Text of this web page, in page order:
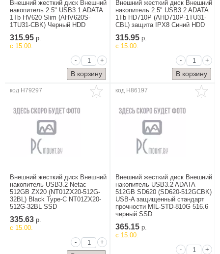
Стройка и ремонт
Водоснабжение,
Отопление,
Пневмоинструменты
инструмент
Сантехника
Строительное
оборудование
Электроинструмент
Электроснабжение
Внешний жесткий диск Внешний
накопитель 2.5" USB3.1 ADATA
1Tb HV620 Slim (AHV620S-
1TU31-CBK) Черный HDD
315.95 р.
c 15.00.
-
+
Внешний жесткий диск Внешний
накопитель 2.5" USB3.2 ADATA
1Tb HD710P (AHD710P-1TU31-
CBL) защита IPX8 Синий HDD
315.95 р.
c 15.00.
-
+
код H79297
Внешний жесткий диск Внешний
накопитель USB3.2 Netac
512GB ZX20 (NT01ZX20-512G-
32BL) Black Type-C NT01ZX20-
512G-32BL SSD
335.63 р.
c 15.00.
-
+
код H86197
Внешний жесткий диск Внешний
накопитель USB3.2 ADATA
512GB SD620 (SD620-512GCBK)
USB-A защищенный стандарт
прочности MIL-STD-810G 516.6
черный SSD
365.15 р.
c 15.00.
-
+